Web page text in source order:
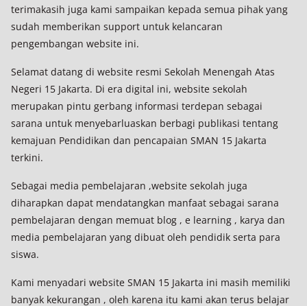
terimakasih juga kami sampaikan kepada semua pihak yang
sudah memberikan support untuk kelancaran
pengembangan website ini.
Selamat datang di website resmi Sekolah Menengah Atas
Negeri 15 Jakarta. Di era digital ini, website sekolah
merupakan pintu gerbang informasi terdepan sebagai
sarana untuk menyebarluaskan berbagi publikasi tentang
kemajuan Pendidikan dan pencapaian SMAN 15 Jakarta
terkini.
Sebagai media pembelajaran ,website sekolah juga
diharapkan dapat mendatangkan manfaat sebagai sarana
pembelajaran dengan memuat blog , e learning , karya dan
media pembelajaran yang dibuat oleh pendidik serta para
siswa.
Kami menyadari website SMAN 15 Jakarta ini masih memiliki
banyak kekurangan , oleh karena itu kami akan terus belajar